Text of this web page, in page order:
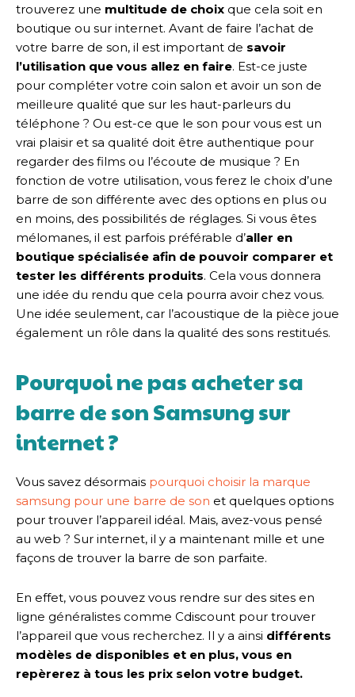
trouverez une multitude de choix que cela soit en
boutique ou sur internet. Avant de faire l’achat de
votre barre de son, il est important de savoir
l’utilisation que vous allez en faire. Est-ce juste
pour compléter votre coin salon et avoir un son de
meilleure qualité que sur les haut-parleurs du
téléphone ? Ou est-ce que le son pour vous est un
vrai plaisir et sa qualité doit être authentique pour
regarder des films ou l’écoute de musique ? En
fonction de votre utilisation, vous ferez le choix d’une
barre de son différente avec des options en plus ou
en moins, des possibilités de réglages. Si vous êtes
mélomanes, il est parfois préférable d’aller en
boutique spécialisée afin de pouvoir comparer et
tester les différents produits. Cela vous donnera
une idée du rendu que cela pourra avoir chez vous.
Une idée seulement, car l’acoustique de la pièce joue
également un rôle dans la qualité des sons restitués.
Pourquoi ne pas acheter sa
barre de son Samsung sur
internet ?
Vous savez désormais pourquoi choisir la marque
samsung pour une barre de son et quelques options
pour trouver l’appareil idéal. Mais, avez-vous pensé
au web ? Sur internet, il y a maintenant mille et une
façons de trouver la barre de son parfaite.
En effet, vous pouvez vous rendre sur des sites en
ligne généralistes comme Cdiscount pour trouver
l’appareil que vous recherchez. Il y a ainsi différents
modèles de disponibles et en plus, vous en
repèrerez à tous les prix selon votre budget.